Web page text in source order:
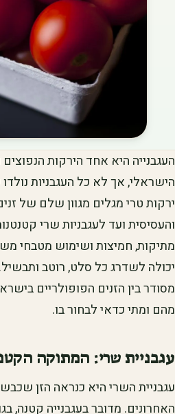
העגבנייה היא אחד הירקות
הישראלי, אך לא כל העגבניות
ירקות טרי מגלים מגוון שלם של
והעסיסית ועד לעגבניות שרי
מתיקות, חמיצות ושימוש מטבחי
יכולה לשדרג כל סלט, רוטב
מסודר בין הזנים הפופולריים
מהם ומתי כדאי לבחור בו.
עגבניית שרי: המתוקה
עגבניית השרי היא כנראה הזן
האחרונים. מדובר בעגבנייה קטנה,